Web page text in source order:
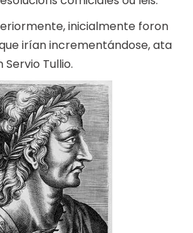
inicialmente foron
irían incrementándose, ata
Tullio.